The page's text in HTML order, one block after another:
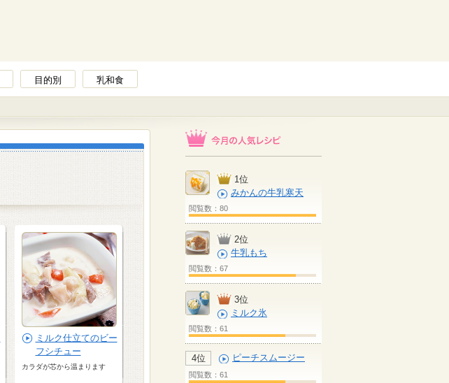
目的別 乳和食
ミルク仕立てのビー
フシチュー
カラダが芯から温まります
1位
みかんの牛乳寒天
閲覧数：80
2位
牛乳もち
閲覧数：67
3位
ミルク氷
閲覧数：61
4位 ピーチスムージー
閲覧数：61